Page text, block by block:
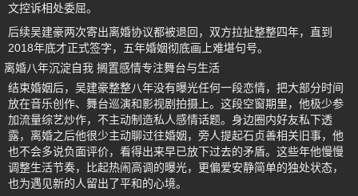
文控诉相处委屈。
后续吴建豪两次寄出离婚协议都被退回，双方拉扯整整四年，直到
2018年底才正式签字，五年婚姻彻底画上难堪句号。
离婚八年沉淀自我 搁置感情专注舞台与生活
结束婚姻后，吴建豪整整八年没有曝光任何一段恋情，把大部分时间
放在音乐创作、舞台巡演和影视剧拍摄上。这段空窗期里，他极少参
加流量综艺炒作，不主动制造私人感情话题。身边圈内好友私下透
露，离婚之后他很少主动聊过往婚姻，旁人提起石贞善相关旧事，他
也不会多说负面评价，看得出来早已放下过去的矛盾。这些年他慢慢
调整生活节奏，比起热闹高调的曝光，更偏爱安静简单的独处状态，
也为遇见新的人留出了平和的心境。